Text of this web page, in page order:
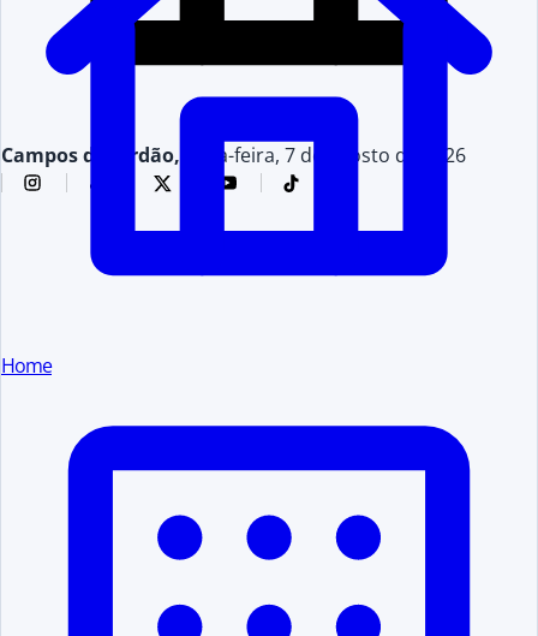
Campos do Jordão, sexta-feira, 7 de agosto de 2026
Home